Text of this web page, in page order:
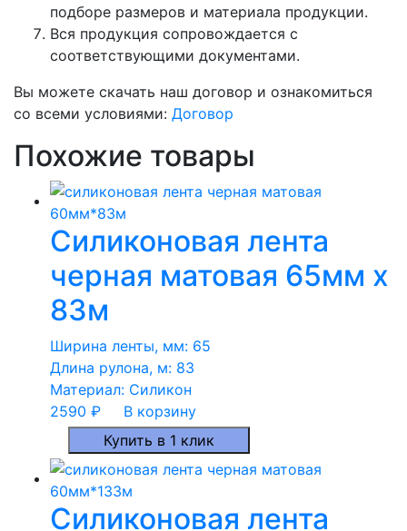
подборе размеров и материала продукции.
Вся продукция сопровождается с
соответствующими документами.
Вы можете скачать наш договор и ознакомиться
со всеми условиями: Договор
Похожие товары
Силиконовая лента
черная матовая 65мм x
83м
Ширина ленты, мм: 65
Длина рулона, м: 83
Материал: Силикон
2590 ₽
В корзину
Купить в 1 клик
Силиконовая лента